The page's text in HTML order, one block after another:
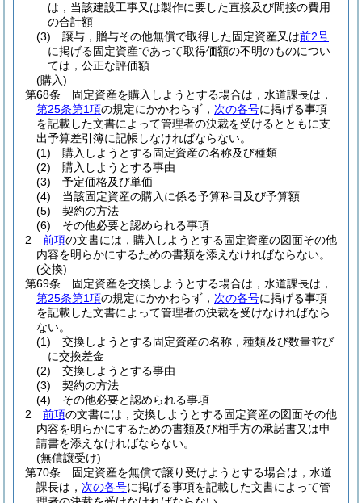
は，当該建設工事又は製作に要した直接及び間接の費用
の合計額
(3)
譲与，贈与その他無償で取得した固定資産又は前2号
に掲げる固定資産であって取得価額の不明のものについ
ては，公正な評価額
(購入)
第68条
固定資産を購入しようとする場合は，水道課長は，
第25条第1項の規定にかかわらず， 次の各号に掲げる事項
を記載した文書によって管理者の決裁を受けるとともに支
出予算差引簿に記帳しなければならない。
(1)
購入しようとする固定資産の名称及び種類
(2)
購入しようとする事由
(3)
予定価格及び単価
(4)
当該固定資産の購入に係る予算科目及び予算額
(5)
契約の方法
(6)
その他必要と認められる事項
2
前項の文書には，購入しようとする固定資産の図面その他
内容を明らかにするための書類を添えなければならない。
(交換)
第69条
固定資産を交換しようとする場合は，水道課長は，
第25条第1項の規定にかかわらず， 次の各号に掲げる事項
を記載した文書によって管理者の決裁を受けなければなら
ない。
(1)
交換しようとする固定資産の名称，種類及び数量並び
に交換差金
(2)
交換しようとする事由
(3)
契約の方法
(4)
その他必要と認められる事項
2
前項の文書には，交換しようとする固定資産の図面その他
内容を明らかにするための書類及び相手方の承諾書又は申
請書を添えなければならない。
(無償譲受け)
第70条
固定資産を無償で譲り受けようとする場合は，水道
課長は， 次の各号に掲げる事項を記載した文書によって管